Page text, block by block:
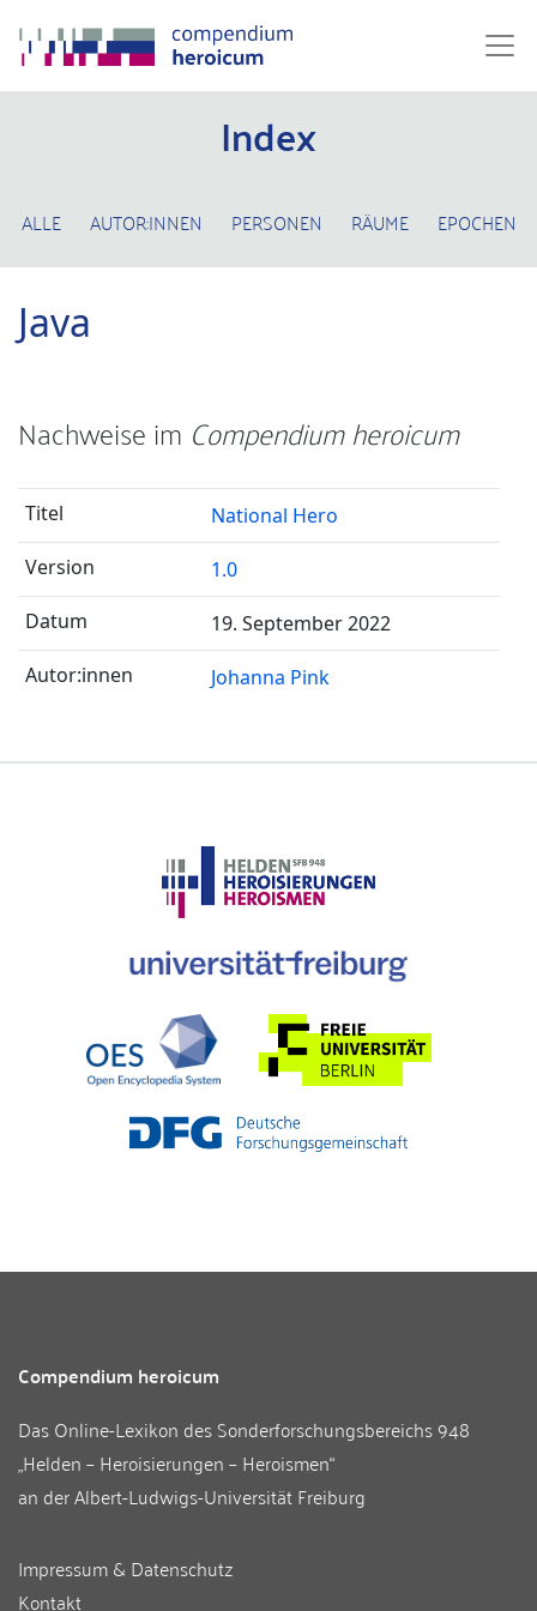
Index
ALLE AUTOR:INNEN PERSONEN RÄUME EPOCHEN
Java
Nachweise im Compendium heroicum
National Hero
1.0
19. September 2022
Johanna Pink
Compendium heroicum
Das Online-Lexikon desSonderforschungsbereichs 948
„Helden – Heroisierungen – Heroismen“
an derAlbert-Ludwigs-Universität Freiburg
Impressum & Datenschutz
Kontakt